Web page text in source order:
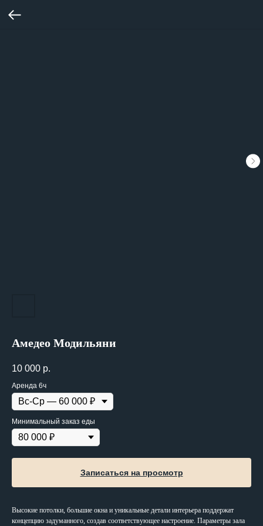
Амедео Модильяни
10 000 р.
Аренда 6ч
Минимальный заказ еды
Записаться на просмотр
Высокие потолки, большие окна и уникальные детали интерьера поддержат
концепцию задуманного, создав соответствующее настроение. Параметры зала